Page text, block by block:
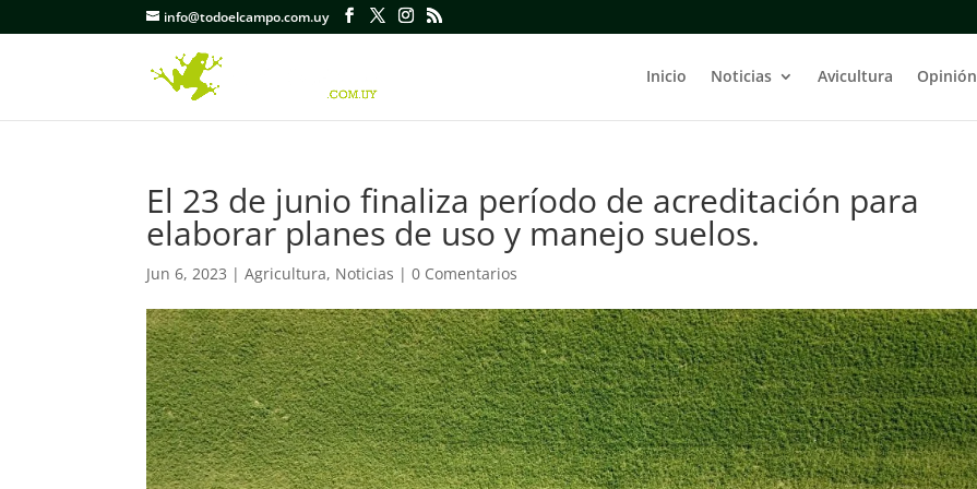
info@todoelcampo.com.uy
Inicio Noticias Avicultura Opinión
El 23 de junio finaliza período de acreditación para
elaborar planes de uso y manejo suelos.
Jun 6, 2023 |Agricultura, Noticias |0 Comentarios